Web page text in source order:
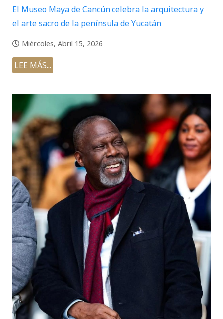
El Museo Maya de Cancún celebra la arquitectura y
el arte sacro de la península de Yucatán
Miércoles, Abril 15, 2026
LEE MÁS...